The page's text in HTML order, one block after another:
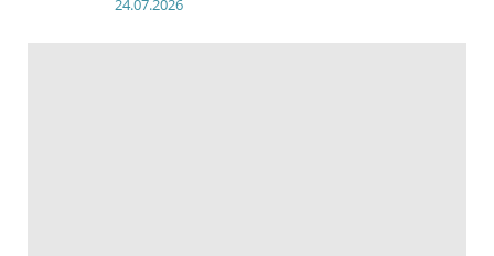
24.07.2026